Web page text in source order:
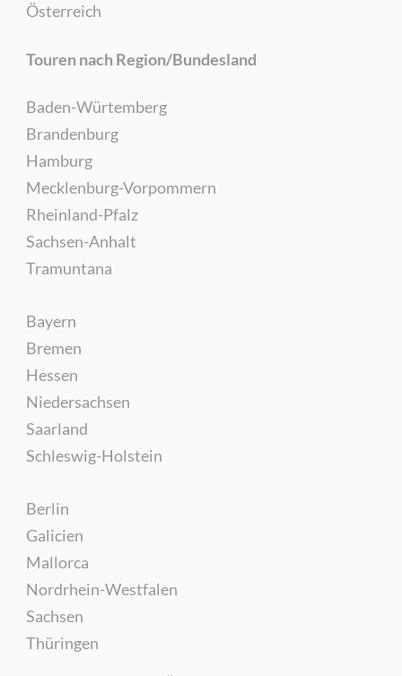
Österreich
Touren nach Region/Bundesland
Baden-Würtemberg
Brandenburg
Hamburg
Mecklenburg-Vorpommern
Rheinland-Pfalz
Sachsen-Anhalt
Tramuntana
Bayern
Bremen
Hessen
Niedersachsen
Saarland
Schleswig-Holstein
Berlin
Galicien
Mallorca
Nordrhein-Westfalen
Sachsen
Thüringen